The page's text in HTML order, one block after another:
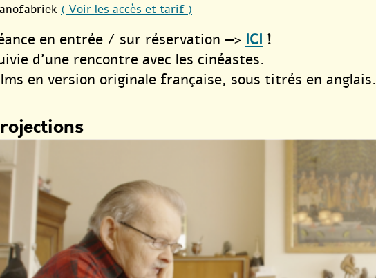
( Voir les accès et tarif )
en entrée / sur réservation —> ICI !
d’une rencontre avec les cinéastes.
en version originale française, sous titrés en anglais.